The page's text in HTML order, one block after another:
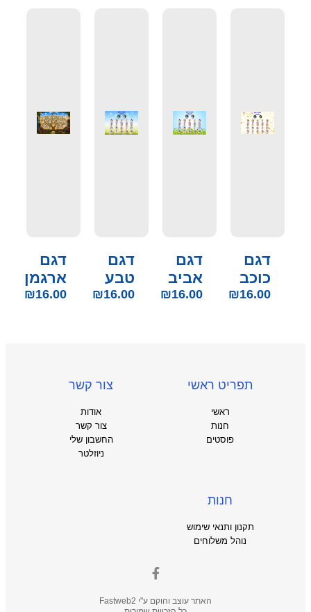
דגם
כוכב
₪16.00
דגם
אביב
₪16.00
דגם
טבע
₪16.00
דגם
ארגמן
₪16.00
תפריט ראשי
ראשי
חנות
פוסטים
צור קשר
אודות
צור קשר
החשבון שלי
ניוזלטר
חנות
תקנון ותנאי שימוש
נוהל משלוחים
האתר עוצב והוקם ע"י Fastweb2